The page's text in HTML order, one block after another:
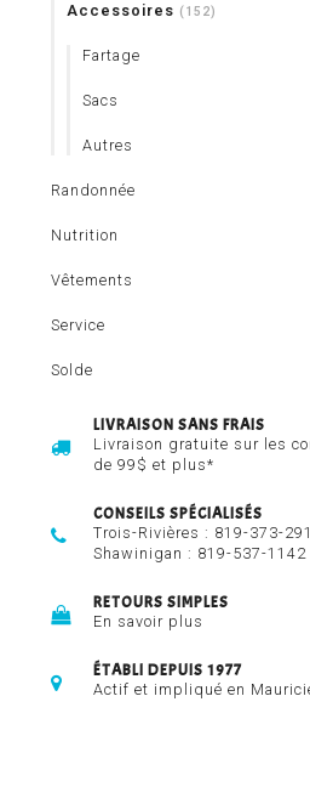
Accessoires (152)
Fartage
Sacs
Autres
Randonnée
Nutrition
Vêtements
Service
Solde
LIVRAISON SANS FRAIS
Livraison gratuite sur les
de 99$ et plus*
CONSEILS SPÉCIALISÉS
Trois-Rivières : 819-373-
Shawinigan : 819-537-1142
RETOURS SIMPLES
En savoir plus
ÉTABLI DEPUIS 1977
Actif et impliqué en